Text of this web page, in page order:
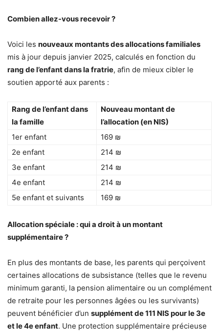
Combien allez-vous recevoir ?
Voici les nouveaux montants des allocations familiales
mis à jour depuis janvier 2025, calculés en fonction du
rang de l’enfant dans la fratrie, afin de mieux cibler le
soutien apporté aux parents :
Rang de l’enfant dans
la famille
Nouveau montant de
l’allocation (en NIS)
1er enfant
169 ₪
2e enfant
214 ₪
3e enfant
214 ₪
4e enfant
214 ₪
5e enfant et suivants
169 ₪
Allocation spéciale : qui a droit à un montant
supplémentaire ?
En plus des montants de base, les parents qui perçoivent
certaines allocations de subsistance (telles que le revenu
minimum garanti, la pension alimentaire ou un complément
de retraite pour les personnes âgées ou les survivants)
peuvent bénéficier d’un supplément de 111 NIS pour le 3e
et le 4e enfant. Une protection supplémentaire précieuse